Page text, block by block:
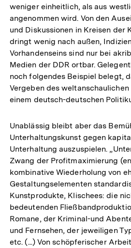
weniger einheitlich, als aus
angenommen wird. Von den
und Diskussionen in Kreisen der
dringt wenig nach außen,
Vorhandenseins sind nur bei
Medien der DDR ortbar.
noch folgendes Beispiel belegt,
Vergeben des weltanschaulichen
einem deutsch-deutschen
Unablässig bleibt aber das
Unterhaltungskunst gegen
Unterhaltung auszuspielen.
Zwang der Profitmaximierung
kombinative Wiederholung von
Gestaltungselementen
Kunstprodukte, Klischees: die
bedeutenden
Romane, der Kriminal-und
und Fernsehen, der jeweiligen
etc. (...) Von schöpferischer